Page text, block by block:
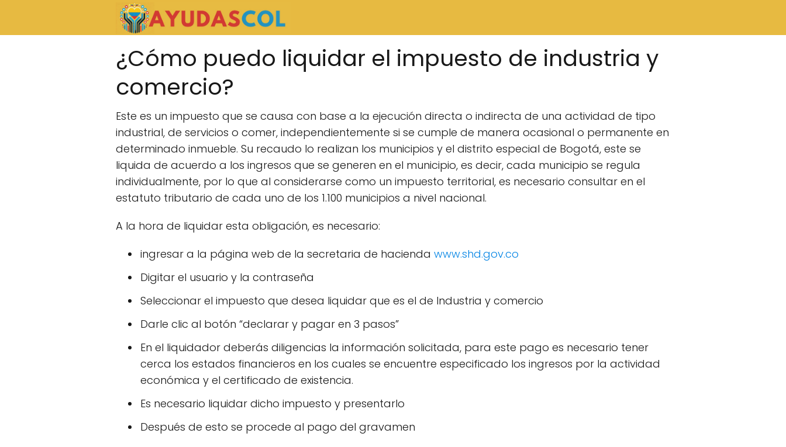
¿Cómo puedo liquidar el impuesto de industria y
comercio?
Este es un impuesto que se causa con base a la ejecución directa o indirecta de una actividad de tipo
industrial, de servicios o comer, independientemente si se cumple de manera ocasional o permanente en
determinado inmueble. Su recaudo lo realizan los municipios y el distrito especial de Bogotá, este se
liquida de acuerdo a los ingresos que se generen en el municipio, es decir, cada municipio se regula
individualmente, por lo que al considerarse como un impuesto territorial, es necesario consultar en el
estatuto tributario de cada uno de los 1.100 municipios a nivel nacional.
A la hora de liquidar esta obligación, es necesario:
ingresar a la página web de la secretaria de hacienda www.shd.gov.co
Digitar el usuario y la contraseña
Seleccionar el impuesto que desea liquidar que es el de Industria y comercio
Darle clic al botón “declarar y pagar en 3 pasos”
En el liquidador deberás diligencias la información solicitada, para este pago es necesario tener
cerca los estados financieros en los cuales se encuentre especificado los ingresos por la actividad
económica y el certificado de existencia.
Es necesario liquidar dicho impuesto y presentarlo
Después de esto se procede al pago del gravamen